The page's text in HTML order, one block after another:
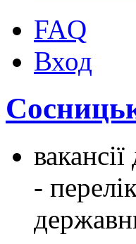
FAQ
Вход
-